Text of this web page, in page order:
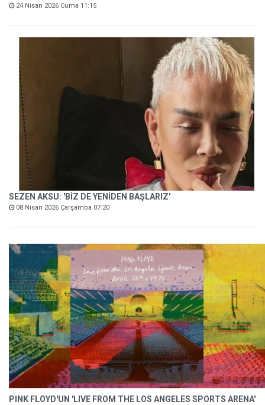
24 Nisan 2026 Cuma 11:15
SEZEN AKSU: 'BİZ DE YENİDEN BAŞLARIZ'
08 Nisan 2026 Çarşamba 07:20
PINK FLOYD'UN 'LIVE FROM THE LOS ANGELES SPORTS ARENA'